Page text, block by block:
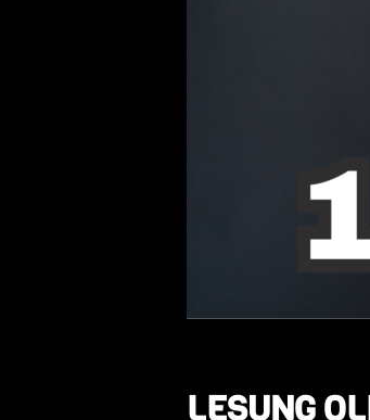
LESUNG